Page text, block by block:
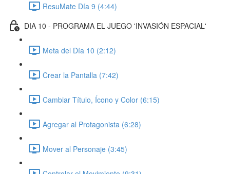
ResuMate Día 9 (4:44)
DIA 10 - PROGRAMA EL JUEGO 'INVASIÓN ESPACIAL'
Meta del Día 10 (2:12)
Crear la Pantalla (7:42)
Cambiar Título, Ícono y Color (6:15)
Agregar al Protagonista (6:28)
Mover al Personaje (3:45)